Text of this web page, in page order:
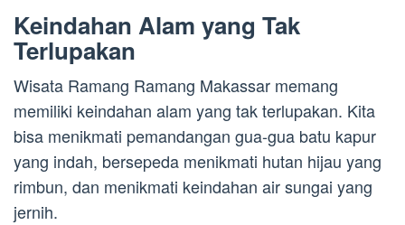
Keindahan Alam yang Tak
Terlupakan
Wisata Ramang Ramang Makassar memang
memiliki keindahan alam yang tak terlupakan. Kita
bisa menikmati pemandangan gua-gua batu kapur
yang indah, bersepeda menikmati hutan hijau yang
rimbun, dan menikmati keindahan air sungai yang
jernih.